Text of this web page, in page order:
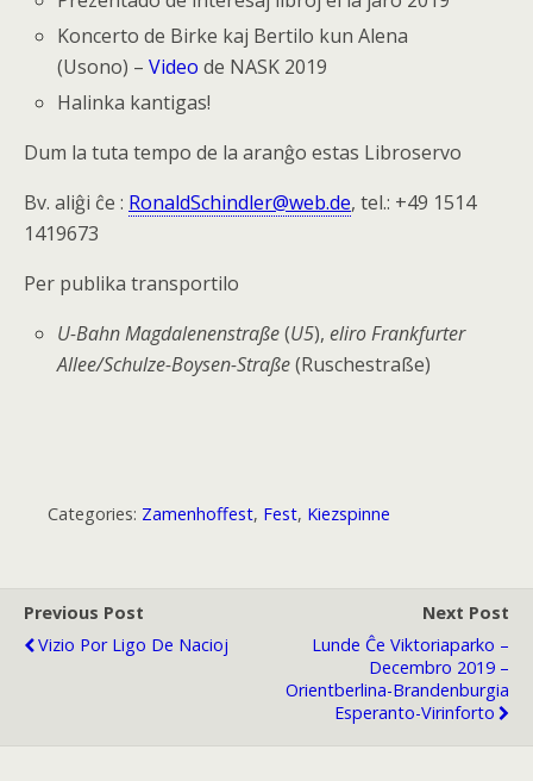
Koncerto de Birke kaj Bertilo kun Alena
(Usono) –Video de NASK 2019
Halinka kantigas!
Dum la tuta tempo de la aranĝo estas Libroservo
Bv. aliĝi ĉe : RonaldSchindler@web.de, tel.: +49 1514
1419673
Per publika transportilo
U-Bahn Magdalenenstraße(U5),eliro Frankfurter
Allee/Schulze-Boysen-Straße(Ruschestraße)
Categories: Zamenhoffest, Fest, Kiezspinne
Previous Post
Vizio Por Ligo De Nacioj
Next Post
Lunde Ĉe Viktoriaparko –
Decembro 2019 –
Orientberlina-Brandenburgia
Esperanto-Virinforto